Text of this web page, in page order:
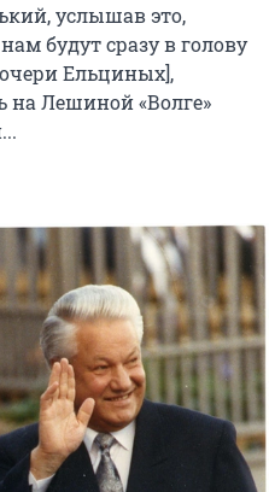
услышав это,
будут сразу в голову
Ельциных],
на Лешиной «Волге»